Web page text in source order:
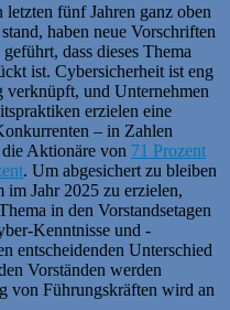
fünf Jahren ganz oben
haben neue Vorschriften
dass dieses Thema
ist. Cybersicherheit ist eng
verknüpft, und Unternehmen
erzielen eine
– in Zahlen
die Aktionäre von 71 Prozent
. Um abgesichert zu bleiben
im Jahr 2025 zu erzielen,
in den Vorstandsetagen
Kenntnisse und -
entscheidenden Unterschied
Vorständen werden
von Führungskräften wird an